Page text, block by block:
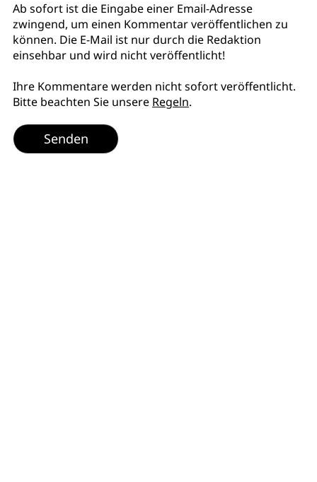
Ab sofort ist die Eingabe einer Email-Adresse
zwingend, um einen Kommentar veröffentlichen zu
können. Die E-Mail ist nur durch die Redaktion
einsehbar und wird nicht veröffentlicht!
Ihre Kommentare werden nicht sofort veröffentlicht.
Bitte beachten Sie unsere Regeln.
Senden